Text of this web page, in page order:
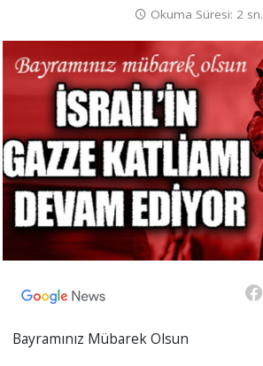
Okuma Süresi: 2 sn.
Bayramınız Mübarek Olsun